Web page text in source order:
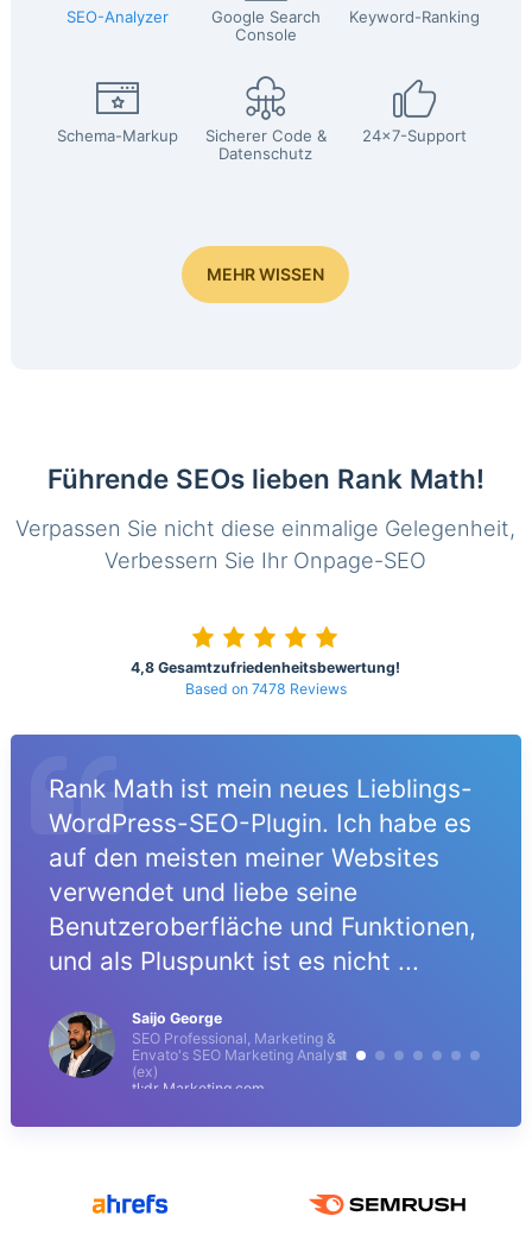
SEO-Analyzer
Google Search
Console
Keyword-Ranking
Schema-Markup
Sicherer Code &
Datenschutz
24x7-Support
MEHR WISSEN
Führende SEOs lieben Rank Math!
Verpassen Sie nicht diese einmalige Gelegenheit,
Verbessern Sie Ihr Onpage-SEO
4,8 Gesamtzufriedenheitsbewertung!
Based on 7478 Reviews
Rank Math ist mein neues Lieblings-
WordPress-SEO-Plugin. Ich habe es
auf den meisten meiner Websites
verwendet und liebe seine
Benutzeroberfläche und Funktionen,
und als Pluspunkt ist es nicht ...
Saijo George
SEO Professional, Marketing &
Envato's SEO Marketing Analyst
(ex)
tl;dr Marketing.com